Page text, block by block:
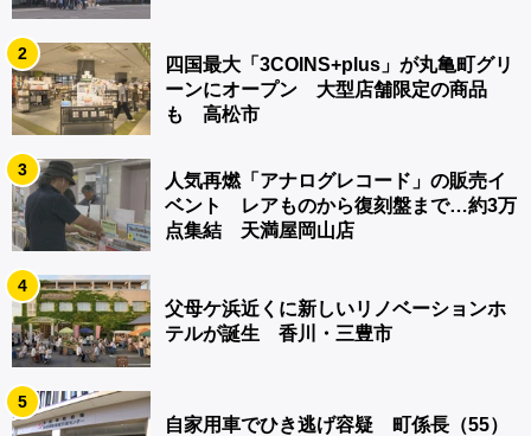
2
四国最大「3COINS+plus」が丸亀町グリ
ーンにオープン 大型店舗限定の商品
も 高松市
3
人気再燃「アナログレコード」の販売イ
ベント レアものから復刻盤まで…約3万
点集結 天満屋岡山店
4
父母ケ浜近くに新しいリノベーションホ
テルが誕生 香川・三豊市
5
自家用車でひき逃げ容疑 町係長（55）